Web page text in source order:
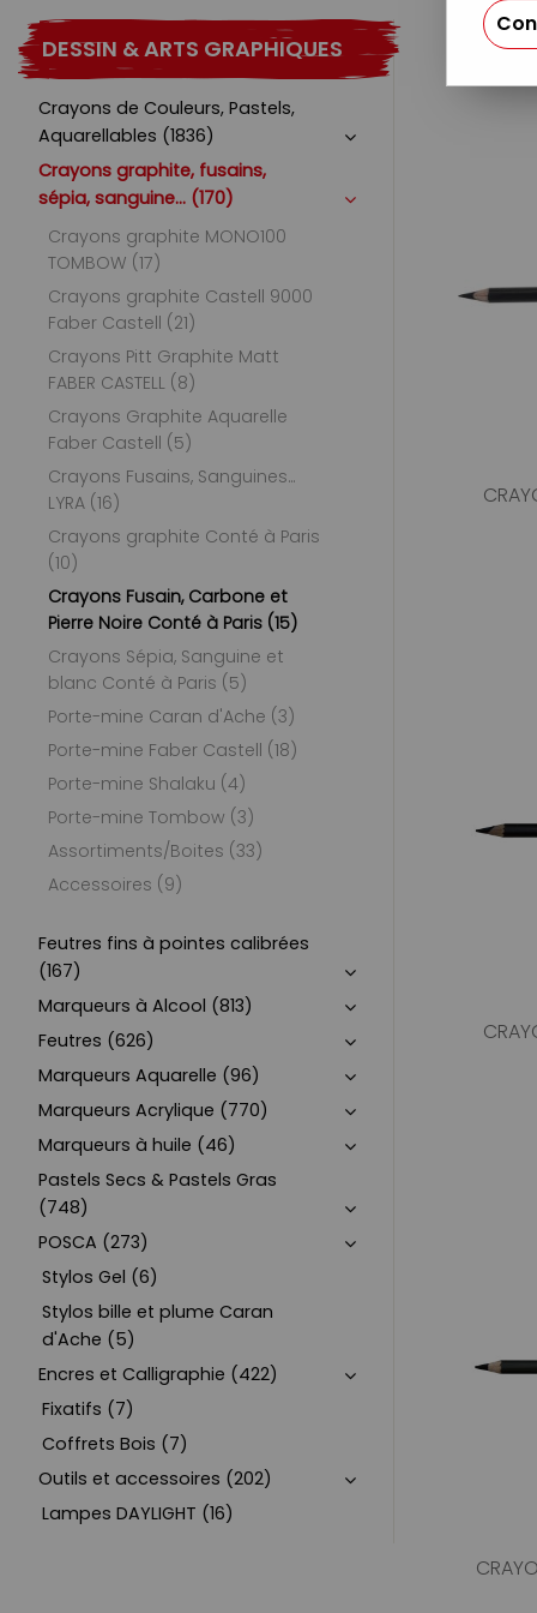
DESSIN & ARTS GRAPHIQUES
Crayons de Couleurs, Pastels,
Aquarellables (1836)
Crayons graphite, fusains,
sépia, sanguine... (170)
Crayons graphite MONO100
TOMBOW (17)
Crayons graphite Castell 9000
Faber Castell (21)
Crayons Pitt Graphite Matt
FABER CASTELL (8)
Crayons Graphite Aquarelle
Faber Castell (5)
Crayons Fusains, Sanguines...
LYRA (16)
Crayons graphite Conté à Paris
(10)
Crayons Fusain, Carbone et
Pierre Noire Conté à Paris (15)
Crayons Sépia, Sanguine et
blanc Conté à Paris (5)
Porte-mine Caran d'Ache (3)
Porte-mine Faber Castell (18)
Porte-mine Shalaku (4)
Porte-mine Tombow (3)
Assortiments/Boites (33)
Accessoires (9)
Feutres fins à pointes calibrées
(167)
Marqueurs à Alcool (813)
Feutres (626)
Marqueurs Aquarelle (96)
Marqueurs Acrylique (770)
Marqueurs à huile (46)
Pastels Secs & Pastels Gras
(748)
POSCA (273)
Stylos Gel (6)
Stylos bille et plume Caran
d'Ache (5)
Encres et Calligraphie (422)
Fixatifs (7)
Coffrets Bois (7)
Outils et accessoires (202)
Lampes DAYLIGHT (16)